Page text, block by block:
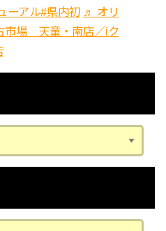
ーアル#県内初 ♬ オリ
市場 天童・南店／iク